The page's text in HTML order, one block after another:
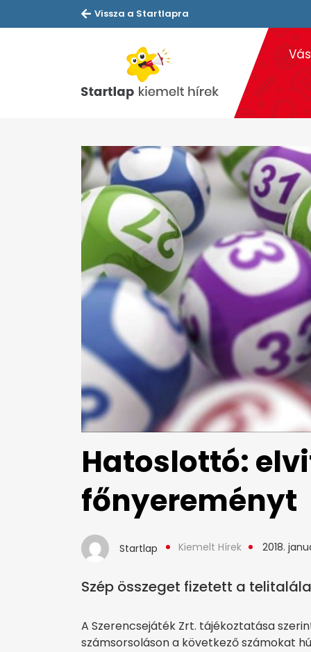
Vissza a Startlapra
Hatoslottó:
főnyereményt
Startlap Kiemelt Hírek 2018.
Szép összeget fizetett a
A Szerencsejáték Zrt. tájékoztatása
számsorsoláson a következő számokat